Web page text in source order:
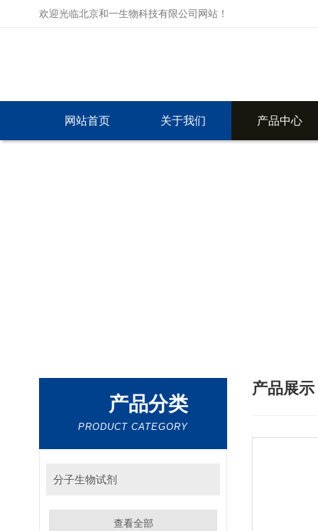
欢迎光临北京和一生物科技有限公司网站！
网站首页 关于我们 产品中心
产品分类
PRODUCT CATEGORY
分子生物试剂
查看全部
产品展示